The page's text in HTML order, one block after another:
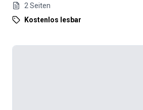
2 Seiten
Kostenlos lesbar